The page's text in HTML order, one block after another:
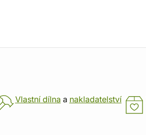
Vlastní dílna a nakladatelství